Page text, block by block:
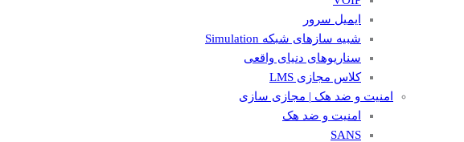
ایمیل سرور
شبیه سازهای شبکه Simulation
سناریوهای دنیای واقعی
کلاس مجازی LMS
امنیت و ضد هک | مجازی سازی
امنیت و ضد هک
SANS